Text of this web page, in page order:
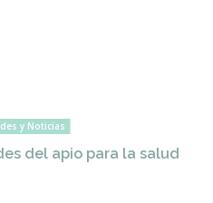
y Noticias
del apio para la salud